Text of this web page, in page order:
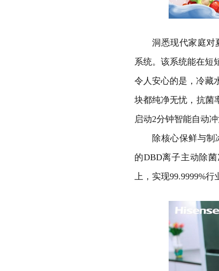
洞悉现代家庭对夏
系统。该系统能在短
令人安心的是，冷藏
块都纯净无忧，抗菌
启动2分钟智能自动
除核心保鲜与制冰
的DBD离子主动除
上，实现99.9999%